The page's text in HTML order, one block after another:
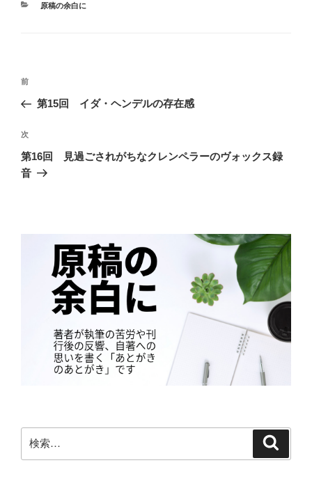
カ
原稿の余白に
投
ビ
ゲ
ー
前
の
稿
前
第15回 イダ・ヘンデルの存在感
次
の
投
次
第16回 見過ごされがちなクレンペラーのヴォックス録
音
検
索: